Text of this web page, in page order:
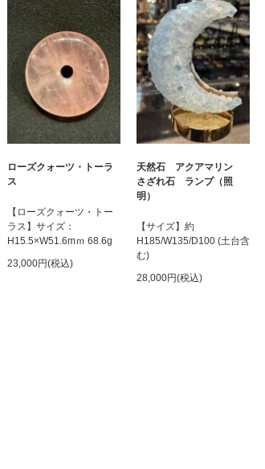
ローズクォーツ・トーラ
ス
【ローズクォーツ・トー
ラス】サイズ：
H15.5×W51.6mｍ 68.6g
23,000円(税込)
天然石 アクアマリン
さざれ石 ランプ（照
明）
【サイズ】約
H185/W135/D100 (土台含
む)
28,000円(税込)